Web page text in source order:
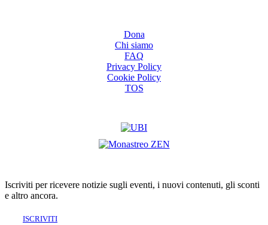
Dona
Chi siamo
FAQ
Privacy Policy
Cookie Policy
TOS
Iscriviti per ricevere notizie sugli eventi, i nuovi contenuti, gli sconti
e altro ancora.
ISCRIVITI